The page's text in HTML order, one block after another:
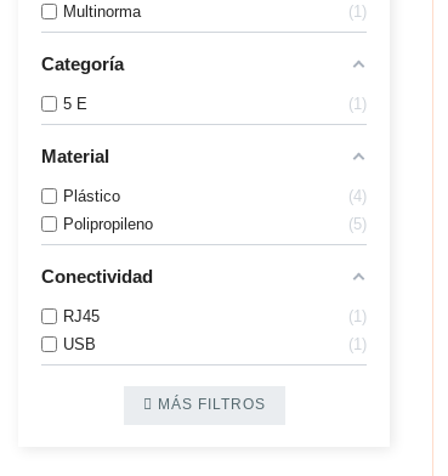
Multinorma 1
Categoría
5 E 1
Material
Plástico
4
Polipropileno
5
Conectividad
RJ45
1
USB
1
MÁS FILTROS